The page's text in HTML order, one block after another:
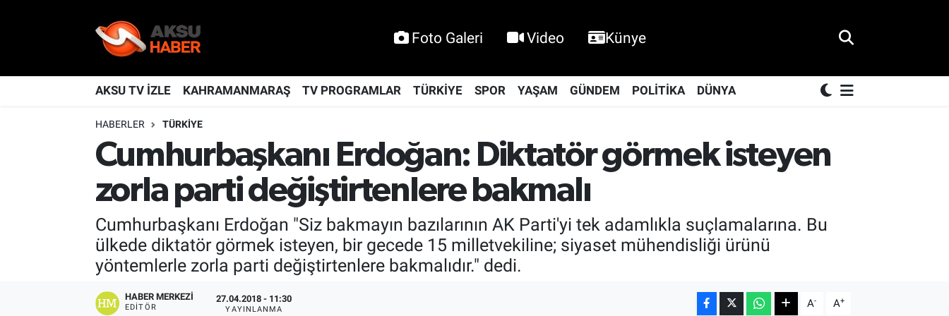
Foto Galeri Video Künye
AKSU TV İZLE KAHRAMANMARAŞ TV PROGRAMLAR TÜRKİYE SPOR YAŞAM GÜNDEM POLİTİKA DÜNYA
HABERLER TÜRKİYE
Cumhurbaşkanı Erdoğan: Diktatör görmek isteyen
zorla parti değiştirtenlere bakmalı
Cumhurbaşkanı Erdoğan "Siz bakmayın bazılarının AK Parti'yi tek adamlıkla suçlamalarına. Bu
ülkede diktatör görmek isteyen, bir gecede 15 milletvekiline; siyaset mühendisliği ürünü
yöntemlerle zorla parti değiştirtenlere bakmalıdır." dedi.
HABER MERKEZI
EDITÖR
27.04.2018 - 11:30
YAYINLANMA A- A+
KAHRAMANMARAŞ
Nöbetçi Eczaneler
Hava Durumu
Kahramanmaraş Namaz Vakitleri
Trafik Durumu
TFF 2.Lig Kırmızı Grup Puan Durumu ve Fikstür
Tüm Manşetler
Son Dakika Haberleri
Haber Arşivi